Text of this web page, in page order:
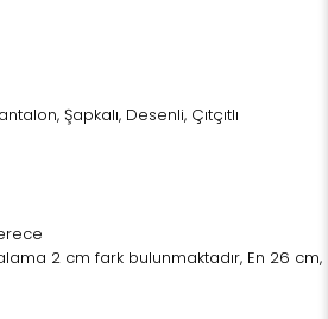
Şapkalı, Desenli, Çıtçıtlı
2 cm fark bulunmaktadır, En 26 cm,